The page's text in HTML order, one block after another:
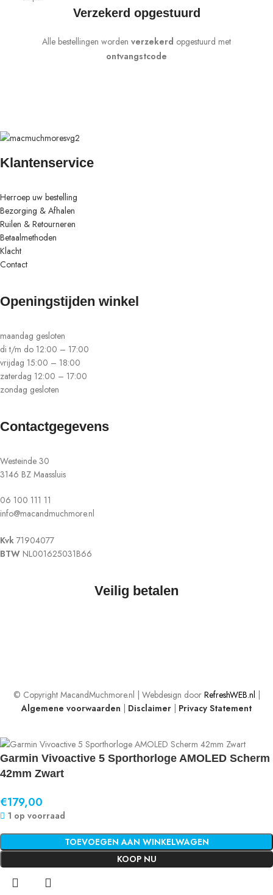
Verzekerd opgestuurd
Alle bestellingen worden verzekerd opgestuurd met
ontvangstcode
Klantenservice
Herroep uw bestelling
Bezorging & Afhalen
Ruilen & Retourneren
Betaalmethoden
Klacht
Contact
Openingstijden winkel
maandag gesloten
di t/m do 12:00 – 17:00
vrijdag 15:00 – 18:00
zaterdag 12:00 – 17:00
zondag gesloten
Contactgegevens
Westeinde 30
3146 BZ Maassluis
06 100 111 11
info@macandmuchmore.nl
Kvk 71904077
BTW NL001625031B66
Veilig betalen
© Copyright MacandMuchmore.nl | Webdesign door RefreshWEB.nl
Algemene voorwaarden
Disclaimer Privacy Statement
Garmin Vivoactive 5 Sporthorloge AMOLED Scherm
42mm Zwart
€179,00
1 op voorraad
TOEVOEGEN AAN WINKELWAGEN
KOOP NU